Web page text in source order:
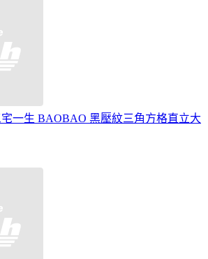
宅一生 BAOBAO 黑壓紋三角方格直立大